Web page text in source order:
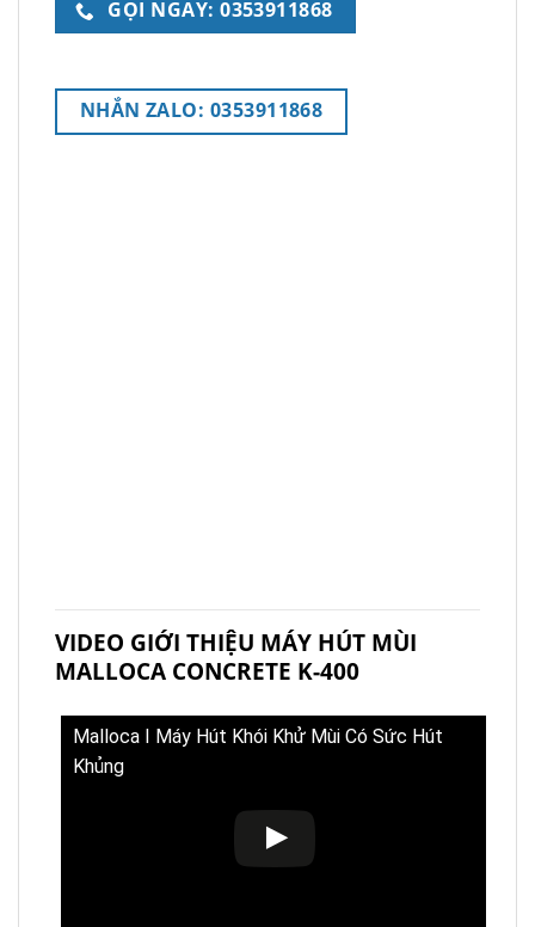
GỌI NGAY: 0353911868
NHẮN ZALO: 0353911868
VIDEO GIỚI THIỆU MÁY HÚT MÙI
MALLOCA CONCRETE K-400
Malloca I Máy Hút Khói Khử Mùi Có Sức Hút
Khủng